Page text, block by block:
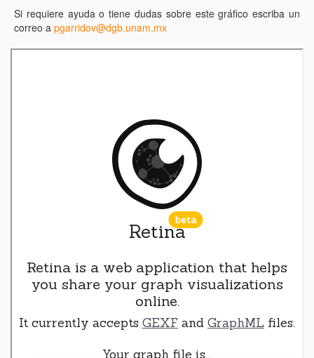
Si requiere ayuda o tiene dudas sobre este gráfico escriba un
correo a pgarridov@dgb.unam.mx